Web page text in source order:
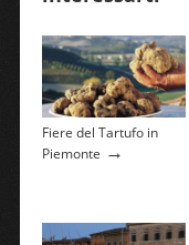
Fiere del Tartufo in
Piemonte →